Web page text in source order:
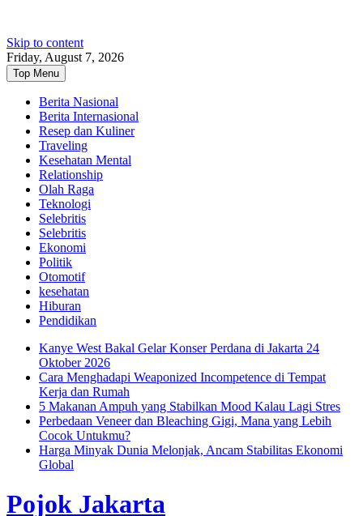
Skip to content
Friday, August 7, 2026
Top Menu
Berita Nasional
Berita Internasional
Resep dan Kuliner
Traveling
Kesehatan Mental
Relationship
Olah Raga
Teknologi
Selebritis
Selebritis
Ekonomi
Politik
Otomotif
kesehatan
Hiburan
Pendidikan
Kanye West Bakal Gelar Konser Perdana di Jakarta 24
Oktober 2026
Cara Menghadapi Weaponized Incompetence di Tempat
Kerja dan Rumah
5 Makanan Ampuh yang Stabilkan Mood Kalau Lagi Stres
Perbedaan Veneer dan Bleaching Gigi, Mana yang Lebih
Cocok Untukmu?
Harga Minyak Dunia Melonjak, Ancam Stabilitas Ekonomi
Global
Pojok Jakarta